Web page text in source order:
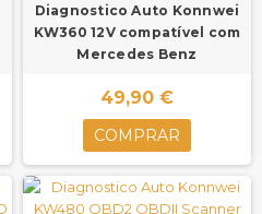
Diagnostico Auto Konnwei
KW360 12V compatível com
Mercedes Benz
49,90 €
COMPRAR